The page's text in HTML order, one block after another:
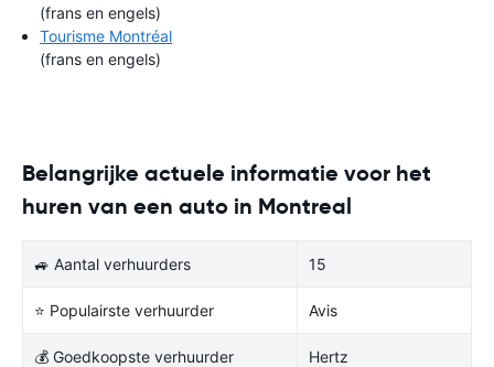
(frans en engels)
Tourisme Montréal
(frans en engels)
Belangrijke actuele informatie voor het
huren van een auto in Montreal
🚙 Aantal verhuurders 15
⭐ Populairste verhuurder Avis
💰 Goedkoopste verhuurder Hertz